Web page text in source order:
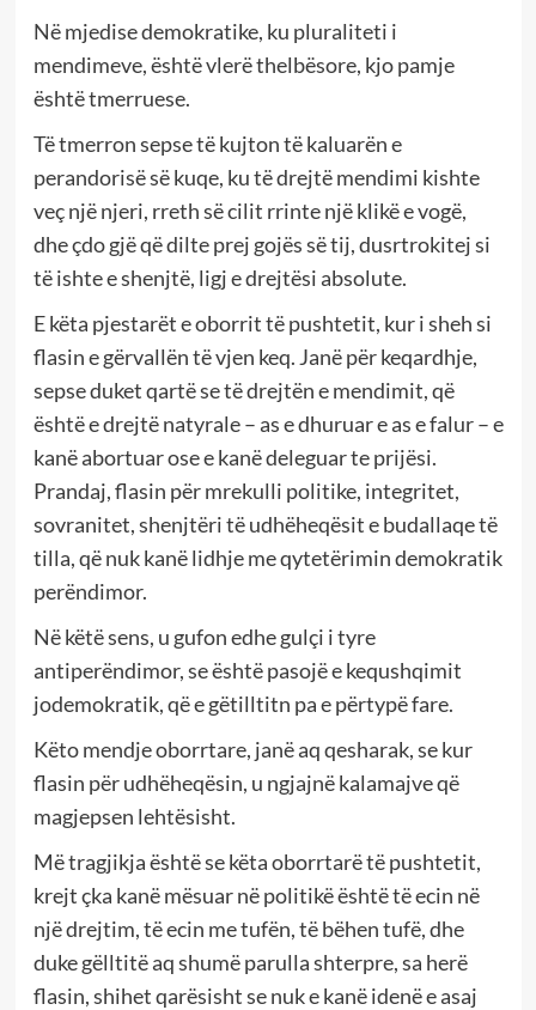
Në mjedise demokratike, ku pluraliteti i
mendimeve, është vlerë thelbësore, kjo pamje
është tmerruese.
Të tmerron sepse të kujton të kaluarën e
perandorisë së kuqe, ku të drejtë mendimi kishte
veç një njeri, rreth së cilit rrinte një klikë e vogë,
dhe çdo gjë që dilte prej gojës së tij, dusrtrokitej si
të ishte e shenjtë, ligj e drejtësi absolute.
E këta pjestarët e oborrit të pushtetit, kur i sheh si
flasin e gërvallën të vjen keq. Janë për keqardhje,
sepse duket qartë se të drejtën e mendimit, që
është e drejtë natyrale – as e dhuruar e as e falur – e
kanë abortuar ose e kanë deleguar te prijësi.
Prandaj, flasin për mrekulli politike, integritet,
sovranitet, shenjtëri të udhëheqësit e budallaqe të
tilla, që nuk kanë lidhje me qytetërimin demokratik
perëndimor.
Në këtë sens, u gufon edhe gulçi i tyre
antiperëndimor, se është pasojë e kequshqimit
jodemokratik, që e gëtilltitn pa e përtypë fare.
Këto mendje oborrtare, janë aq qesharak, se kur
flasin për udhëheqësin, u ngjajnë kalamajve që
magjepsen lehtësisht.
Më tragjikja është se këta oborrtarë të pushtetit,
krejt çka kanë mësuar në politikë është të ecin në
një drejtim, të ecin me tufën, të bëhen tufë, dhe
duke gëlltitë aq shumë parulla shterpre, sa herë
flasin, shihet qarësisht se nuk e kanë idenë e asaj